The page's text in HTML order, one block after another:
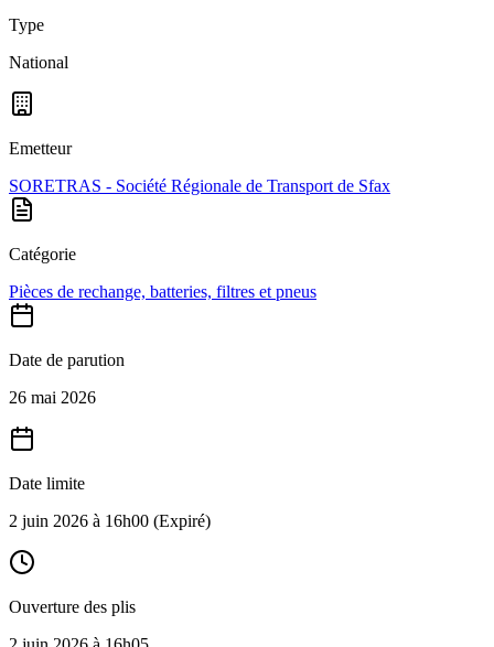
Type
National
Emetteur
SORETRAS - Société Régionale de Transport de Sfax
Catégorie
Pièces de rechange, batteries, filtres et pneus
Date de parution
26 mai 2026
Date limite
2 juin 2026 à 16h00 (Expiré)
Ouverture des plis